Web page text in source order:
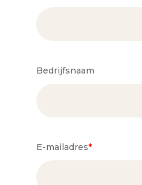
Bedrijfsnaam
E-mailadres*